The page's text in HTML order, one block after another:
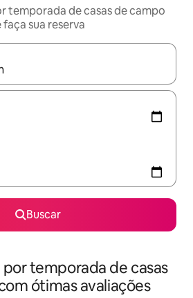
temporada de casas de campo
sua reserva
estiverem disponíveis, explore-os
Buscar
temporada de casas
ótimas avaliações